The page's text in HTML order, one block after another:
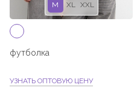
M XL XXL
футболка
УЗНАТЬ ОПТОВУЮ ЦЕНУ